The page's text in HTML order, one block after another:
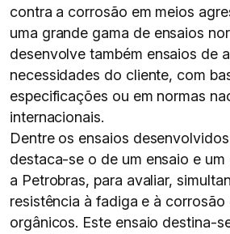
contra a corrosão em meios
uma grande gama de ensaios
desenvolve também ensaios de
necessidades do cliente, com
especificações ou em normas
internacionais.
Dentre os ensaios
destaca-se o de um ensaio e um
a Petrobras, para avaliar,
resistência à fadiga e à
orgânicos. Este ensaio destina-